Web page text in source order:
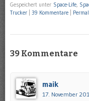
Gespeichert unter Space-Life,
Trucker
39 Kommentare
39 Kommentare
maik
17. November